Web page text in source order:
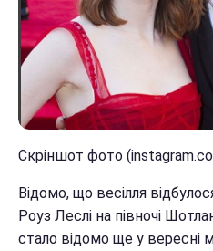
Скріншот фото
Відомо, що весілля
Роуз Леслі на півночі
стало відомо ще у вересні